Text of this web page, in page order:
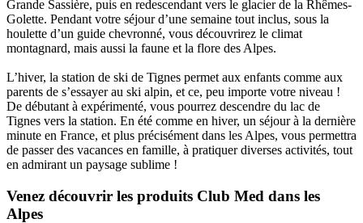
Grande Sassière, puis en redescendant vers le glacier de la Rhêmes-
Golette. Pendant votre séjour d’une semaine tout inclus, sous la
houlette d’un guide chevronné, vous découvrirez le climat
montagnard, mais aussi la faune et la flore des Alpes.
L’hiver, la station de ski de Tignes permet aux enfants comme aux
parents de s’essayer au ski alpin, et ce, peu importe votre niveau !
De débutant à expérimenté, vous pourrez descendre du lac de
Tignes vers la station. En été comme en hiver, un séjour à la dernière
minute en France, et plus précisément dans les Alpes, vous permettra
de passer des vacances en famille, à pratiquer diverses activités, tout
en admirant un paysage sublime !
Venez découvrir les produits Club Med dans les
Alpes